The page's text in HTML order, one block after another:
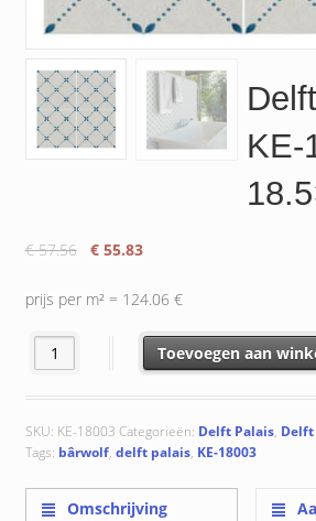
KE-
€57.56
Oorspronkelijke
was:
€ 55.83Huidige
is:
prijs per m² = 124.06 €
Delft Palais KE-18003 18.5x18.5 cm aantal
Toevoegen aan
SKU: KE-18003 Categorieën: Delft Palais, Delft
Tags: bârwolf, delft palais, KE-18003
Omschrijving